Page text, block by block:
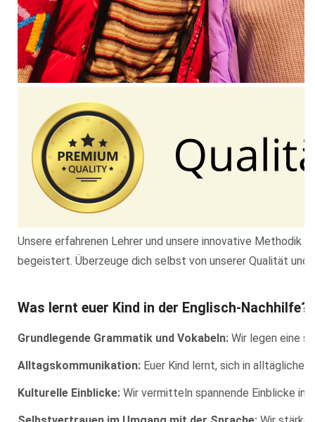
Unsere erfahrenen Lehrer und unsere innovative Methodik
begeistert. Überzeuge dich selbst von unserer Qualität
Was lernt euer Kind in der Englisch-Nachhilfe?
Grundlegende Grammatik und Vokabeln: Wir legen eine
Alltagskommunikation: Euer Kind lernt, sich in
Kulturelle Einblicke: Wir vermitteln spannende Einblicke in